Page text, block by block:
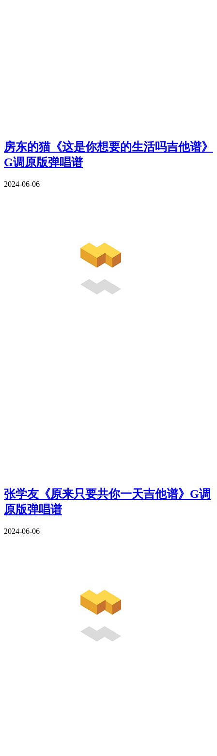
房东的猫《这是你想要的生活吗吉他谱》
G调原版弹唱谱
2024-06-06
张学友《原来只要共你一天吉他谱》G调
原版弹唱谱
2024-06-06